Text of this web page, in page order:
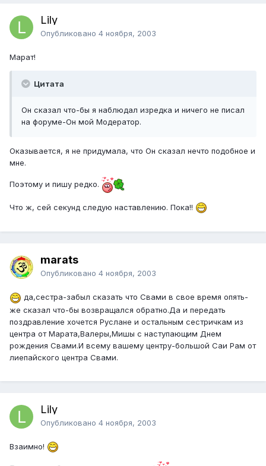
Lily
Опубликовано 4 ноября, 2003
Марат!
Цитата
Он сказал что-бы я наблюдал изредка и ничего не писал
на форуме-Он мой Модератор.
Оказывается, я не придумала, что Он сказал нечто подобное и
мне.
Поэтому и пишу редко.
Что ж, сей секунд следую наставлению. Пока!!
marats
Опубликовано 4 ноября, 2003
да,сестра-забыл сказать что Свами в свое время опять-
же сказал что-бы возвращался обратно.Да и передать
поздравление хочется Руслане и остальным сестричкам из
центра от Марата,Валеры,Мишы с наступающим Днем
рождения Свами.И всему вашему центру-большой Саи Рам от
лиепайского центра Свами.
Lily
Опубликовано 4 ноября, 2003
Взаимно!